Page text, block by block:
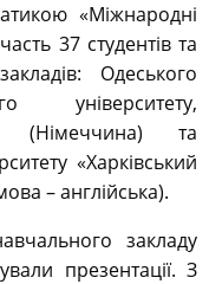
«Міжнародні
37 студентів та
Одеського
університету,
(Німеччина) та
«Харківський
– англійська).
закладу
презентації. З